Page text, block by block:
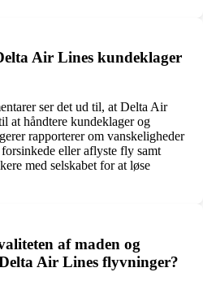
Air Lines kundeklager
ser det ud til, at Delta Air
at håndtere kundeklager og
rapporterer om vanskeligheder
eller aflyste fly samt
med selskabet for at løse
af maden og
Air Lines flyvninger?